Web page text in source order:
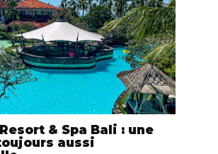
& Spa Bali : une
aussi